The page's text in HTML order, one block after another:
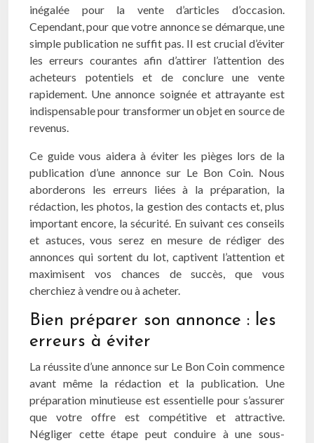
inégalée pour la vente d’articles d’occasion.
Cependant, pour que votre annonce se démarque, une
simple publication ne suffit pas. Il est crucial d’éviter
les erreurs courantes afin d’attirer l’attention des
acheteurs potentiels et de conclure une vente
rapidement. Une annonce soignée et attrayante est
indispensable pour transformer un objet en source de
revenus.
Ce guide vous aidera à éviter les pièges lors de la
publication d’une annonce sur Le Bon Coin. Nous
aborderons les erreurs liées à la préparation, la
rédaction, les photos, la gestion des contacts et, plus
important encore, la sécurité. En suivant ces conseils
et astuces, vous serez en mesure de rédiger des
annonces qui sortent du lot, captivent l’attention et
maximisent vos chances de succès, que vous
cherchiez à vendre ou à acheter.
Bien préparer son annonce : les
erreurs à éviter
La réussite d’une annonce sur Le Bon Coin commence
avant même la rédaction et la publication. Une
préparation minutieuse est essentielle pour s’assurer
que votre offre est compétitive et attractive.
Négliger cette étape peut conduire à une sous-